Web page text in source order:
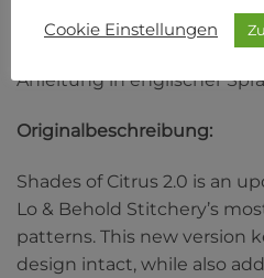
Designer: Lo & Behold
Anleitung in englischer
Originalbeschreibung:
Shades of Citrus 2.0 is an
Lo & Behold Stitchery’s
patterns. This new version
design intact, while also
Cookie Einstellungen